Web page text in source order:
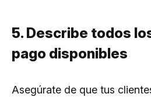
5. Describe todos
pago disponibles
Asegúrate de que tus